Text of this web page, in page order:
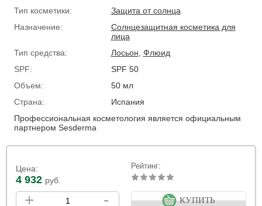
Тип косметики:
Защита от солнца
Назначение:
Солнцезащитная косметика для
лица
Тип средства:
Лосьон Флюид
SPF:
SPF 50
Объем:
50 мл
Страна:
Испания
Профессиональная косметология является официальным
партнером Sesderma
Цена:
4 932 руб.
Рейтинг:
+ - КУПИТЬ